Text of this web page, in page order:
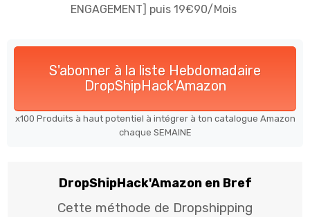
ENGAGEMENT] puis 19€90/Mois
S'abonner à la liste Hebdomadaire
DropShipHack'Amazon
x100 Produits à haut potentiel à intégrer à ton catalogue Amazon
chaque SEMAINE
Dr​opShipHack'Amazon en Bref
Cette méthode de Dropshipping